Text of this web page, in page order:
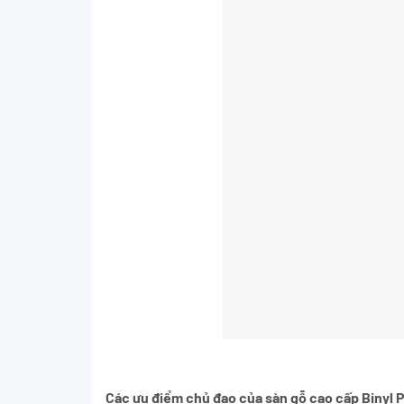
Các ưu điểm chủ đạo của sàn gỗ cao cấp Binyl